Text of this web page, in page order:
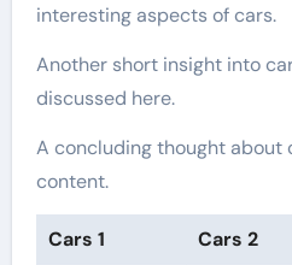
interesting aspects of cars.
Another short insight into
discussed here.
A concluding thought about
content.
Cars 1 Cars 2